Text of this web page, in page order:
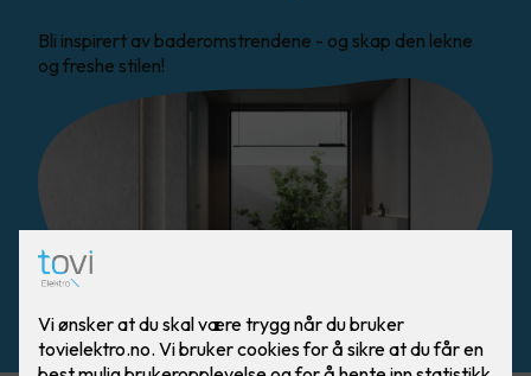
Bli inspirert av baderomstrendene - og skap den lekne
og freshe stilen!